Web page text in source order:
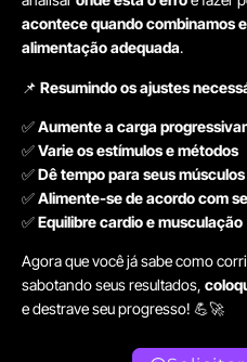
acontece quando combinamos
alimentação adequada.
📌 Resumindo os ajustes
✅Aumente a carga
✅Varie os estímulos e métodos
✅Dê tempo para seus
✅Alimente-se de acordo com
✅Equilibre cardio e musculação
Agora que você já sabe como
sabotando seus resultados,
e destrave seu progresso! 💪🚀